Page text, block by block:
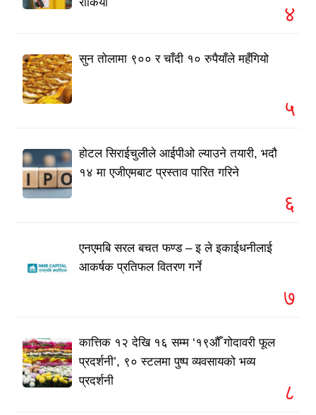
४
सुन तोलामा ९०० र चाँदी १० रुपैयाँले महँगियो
५
होटल सिराईचुलीले आईपीओ ल्याउने तयारी, भदौ
१४ मा एजीएमबाट प्रस्ताव पारित गरिने
६
एनएमबि सरल बचत फण्ड – इ ले इकाईधनीलाई
आकर्षक प्रतिफल वितरण गर्ने
७
कात्तिक १२ देखि १६ सम्म ‘१९औँ गोदावरी फूल
प्रदर्शनी’, ९० स्टलमा पुष्प व्यवसायको भव्य
प्रदर्शनी
८